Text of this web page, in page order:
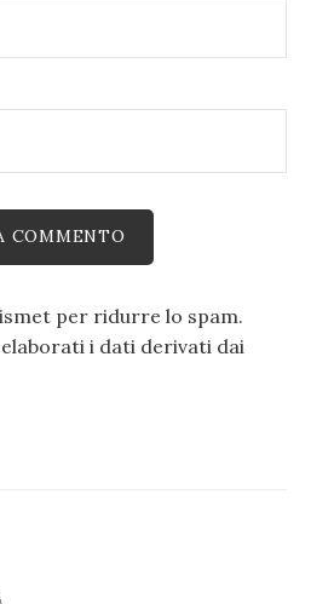
per ridurre lo spam.
i dati derivati dai